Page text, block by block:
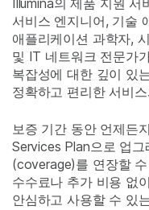
Illumina의 제품 지원 서
서비스 엔지니어, 기술
애플리케이션 과학자,
및 IT 네트워크 전문가
복잡성에 대한 깊이 있
정확하고 편리한 서비
보증 기간 동안 언제든
Services Plan으로 업
(coverage)를 연장할
수수료나 추가 비용 없
안심하고 사용할 수 있